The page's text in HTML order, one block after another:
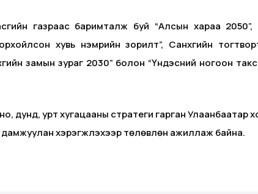
газраас баримталж буй “Алсын хараа 2050”,
хувь нэмрийн зорилт”, Санхүүгийн
замын зураг 2030” болон “Үндэсний ногоон
дунд, урт хугацааны стратеги гарган Улаанбаатар
хэрэгжүүлэхээр төлөвлөн ажиллаж байна.